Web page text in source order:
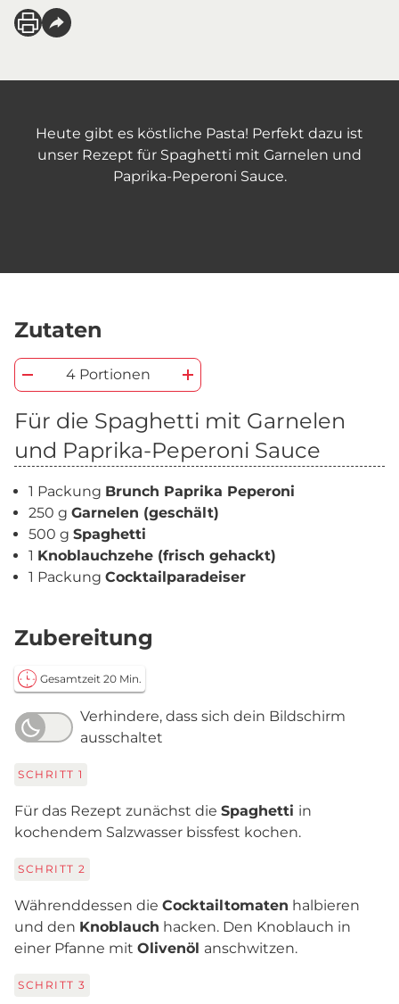
Heute gibt es köstliche Pasta! Perfekt dazu ist
unser Rezept für Spaghetti mit Garnelen und
Paprika-Peperoni Sauce.
Zutaten
4 Portionen
Für die Spaghetti mit Garnelen
und Paprika-Peperoni Sauce
1 Packung Brunch Paprika Peperoni
250 g Garnelen (geschält)
500 g Spaghetti
1 Knoblauchzehe (frisch gehackt)
1 Packung Cocktailparadeiser
Zubereitung
Gesamtzeit 20 Min.
Verhindere, dass sich dein Bildschirm
ausschaltet
SCHRITT 1
Für das Rezept zunächst die Spaghetti in
kochendem Salzwasser bissfest kochen.
SCHRITT 2
Währenddessen die Cocktailtomaten halbieren
und den Knoblauch hacken. Den Knoblauch in
einer Pfanne mit Olivenöl anschwitzen.
SCHRITT 3